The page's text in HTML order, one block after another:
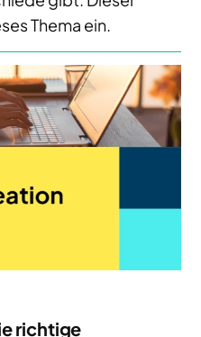
Thema ein.
richtige